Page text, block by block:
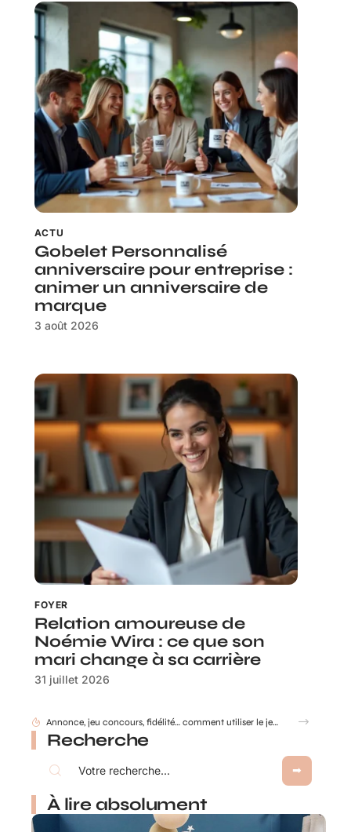
ACTU
Gobelet Personnalisé
anniversaire pour entreprise :
animer un anniversaire de
marque
3 août 2026
FOYER
Relation amoureuse de
Noémie Wira : ce que son
mari change à sa carrière
31 juillet 2026
Gobelet Personnalisé anniversaire pour entreprise : animer un anniversaire de marque
Recherche
À lire absolument